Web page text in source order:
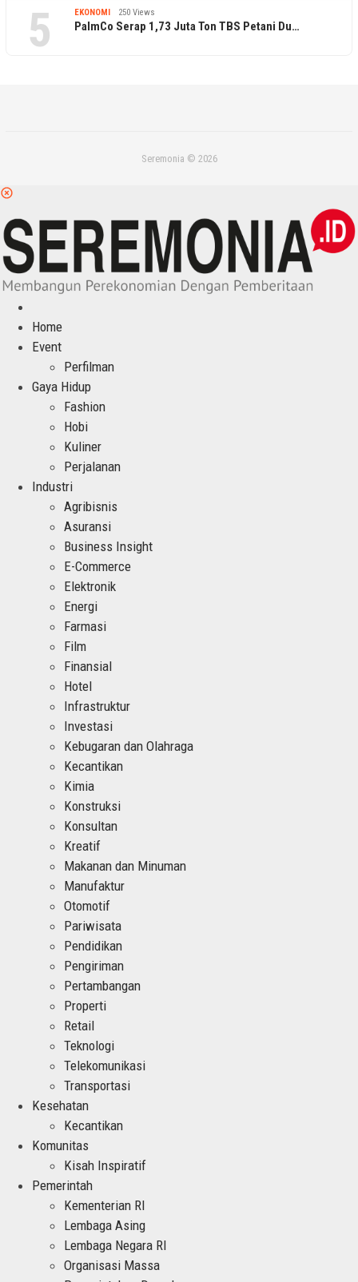
5 EKONOMI 250 Views
PalmCo Serap 1,73 Juta Ton TBS Petani Du…
Seremonia © 2026
Home
Event
Perfilman
Gaya Hidup
Fashion
Hobi
Kuliner
Perjalanan
Industri
Agribisnis
Asuransi
Business Insight
E-Commerce
Elektronik
Energi
Farmasi
Film
Finansial
Hotel
Infrastruktur
Investasi
Kebugaran dan Olahraga
Kecantikan
Kimia
Konstruksi
Konsultan
Kreatif
Makanan dan Minuman
Manufaktur
Otomotif
Pariwisata
Pendidikan
Pengiriman
Pertambangan
Properti
Retail
Teknologi
Telekomunikasi
Transportasi
Kesehatan
Kecantikan
Komunitas
Kisah Inspiratif
Pemerintah
Kementerian RI
Lembaga Asing
Lembaga Negara RI
Organisasi Massa